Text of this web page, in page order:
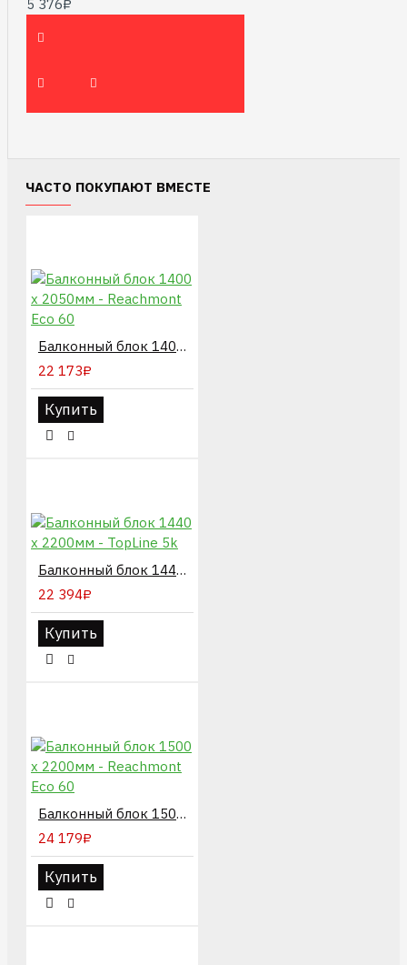
5 376₽
ЧАСТО ПОКУПАЮТ ВМЕСТЕ
Балконный блок 1400 х 2050мм - Reachmont Eco 60
22 173₽
Купить
Балконный блок 1440 х 2200мм - TopLine 5k
22 394₽
Купить
Балконный блок 1500 х 2200мм - Reachmont Eco 60
24 179₽
Купить